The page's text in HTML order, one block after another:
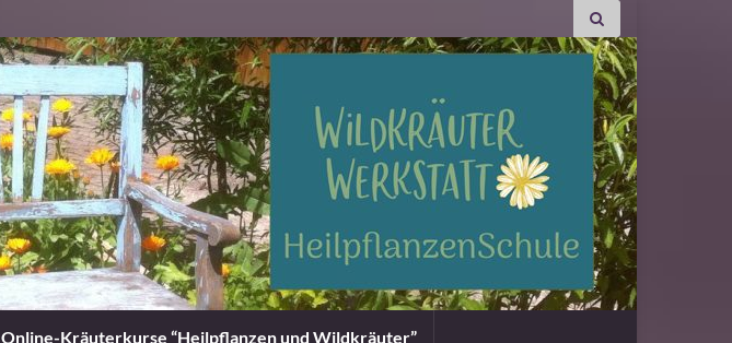
Online-Kräuterkurse “Heilpflanzen und Wildkräuter”